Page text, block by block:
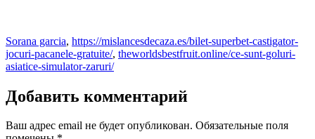
Sorana garcia, https://mislancesdecaza.es/bilet-superbet-castigator-
jocuri-pacanele-gratuite/, theworldsbestfruit.online/ce-sunt-goluri-
asiatice-simulator-zaruri/
Добавить комментарий
Ваш адрес email не будет опубликован. Обязательные поля